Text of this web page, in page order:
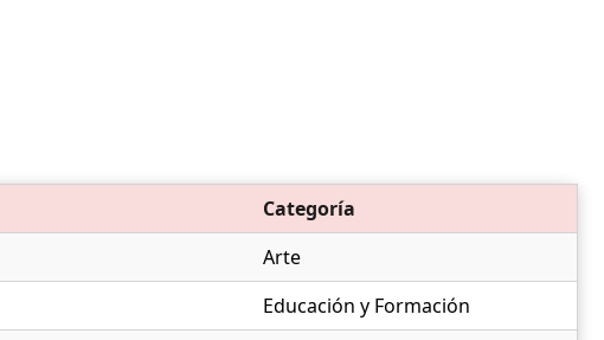
Categoría
Arte
Educación y Formación